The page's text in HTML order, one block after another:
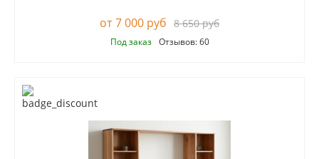
7 000 руб 8 650 руб
Под заказ Отзывов: 60